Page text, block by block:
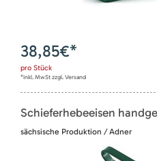
38,85€*
pro Stück
*inkl. MwSt zzgl. Versand
Schieferhebeeisen
sächsische Produktion / Adner